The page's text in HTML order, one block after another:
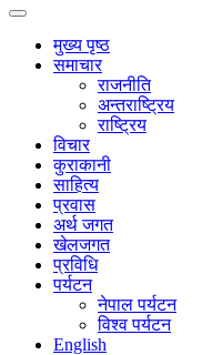
मुख्य पृष्ठ
समाचार
राजनीति
अन्तराष्ट्रिय
राष्ट्रिय
विचार
कुराकानी
साहित्य
प्रवास
अर्थ जगत
खेलजगत
प्रविधि
पर्यटन
नेपाल पर्यटन
विश्व पर्यटन
English